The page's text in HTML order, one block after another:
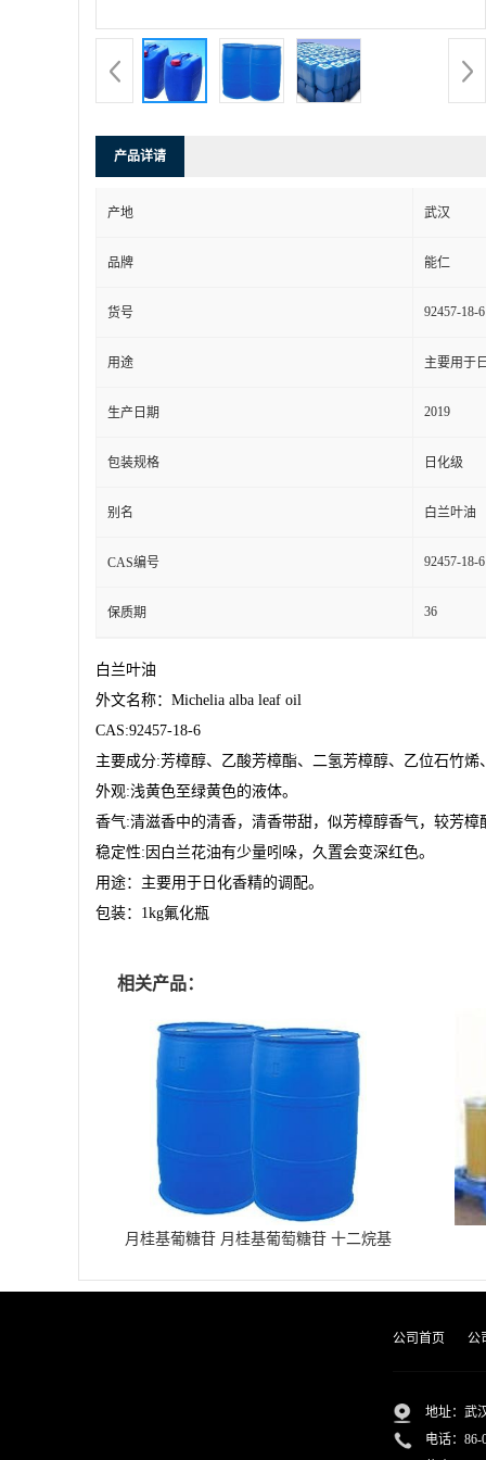
产品详请
产地 武汉
品牌 能仁
货号 92457-18-6
用途 主要用于
生产日期 2019
包装规格 日化级
别名 白兰叶油
CAS编号 92457-18-6
保质期 36
白兰叶油
外文名称： Michelia alba leaf oil
CAS:92457-18-6
主要成分:芳樟醇、乙酸芳樟酯、二氢芳樟醇、乙位石竹
外观:浅黄色至绿黄色的液体。
香气:清滋香中的清香，清香带甜，似芳樟醇香气，较芳
稳定性: 因白兰花油有少量吲哚，久置会变深红色。
用途：主要用于日化香精的调配。
包装： 1kg氟化瓶
相关产品：
月桂基葡糖苷 月桂基葡萄糖苷 十二烷基
公司首页 公
地址：武
电话： 86-